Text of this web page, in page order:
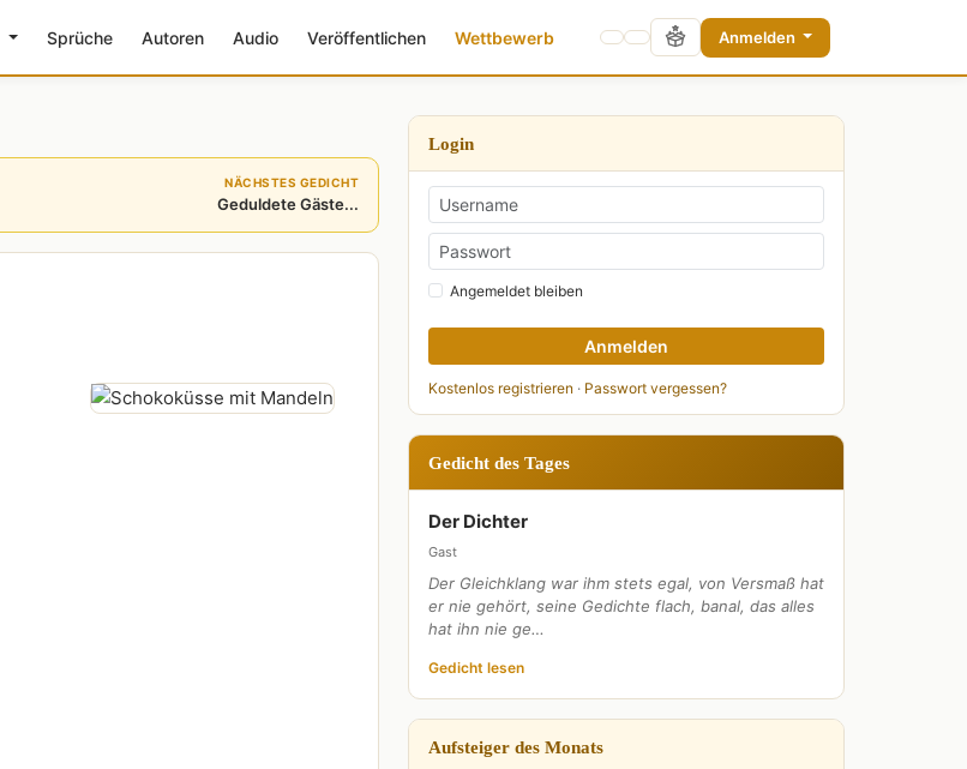
Sprüche Autoren Audio Veröffentlichen Wettbewerb Anmelden
NÄCHSTES GEDICHT
Geduldete Gäste...
Login
Angemeldet bleiben
Anmelden
Kostenlos registrieren · Passwort vergessen?
Gedicht des Tages
Der Dichter
Gast
Der Gleichklang war ihm stets egal, von Versmaß hat
er nie gehört, seine Gedichte flach, banal, das alles
hat ihn nie ge…
Gedicht lesen
Aufsteiger des Monats